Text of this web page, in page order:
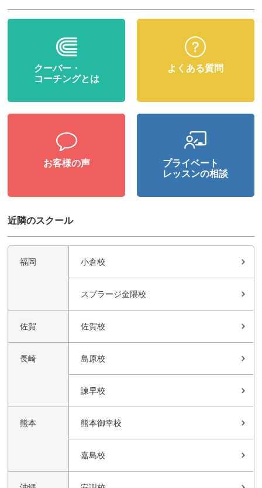
クーバー・
コーチングとは
よくある質問
お客様の声
プライベート
レッスンの相談
近隣のスクール
福岡 小倉校
スプラージ金隈校
佐賀 佐賀校
長崎 島原校
諫早校
熊本 熊本御幸校
嘉島校